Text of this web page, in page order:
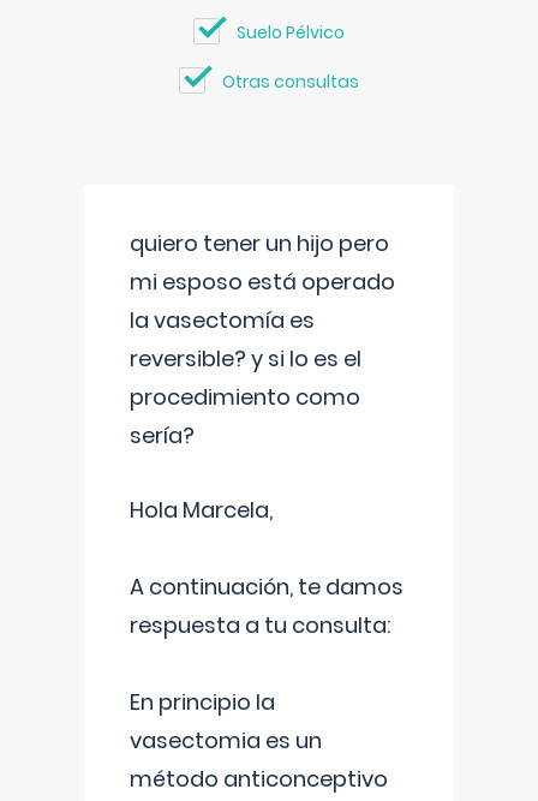
Suelo Pélvico
Otras consultas
quiero tener un hijo pero
mi esposo está operado
la vasectomía es
reversible? y si lo es el
procedimiento como
sería?
Hola Marcela,
A continuación, te damos
respuesta a tu consulta:
En principio la
vasectomia es un
método anticonceptivo